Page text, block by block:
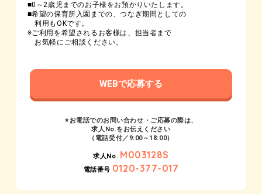
■0～2歳児までのお子様をお預かりいたします。
■希望の保育所入園までの、つなぎ期間としての
利用もOKです。
※ご利用を希望されるお客様は、担当者まで
お気軽にご相談ください。
WEBで応募する
※お電話でのお問い合わせ・ご応募の際は、
求人No.をお伝えください
（電話受付／9:00～18:00）
求人No. M003128S
電話番号 0120-377-017